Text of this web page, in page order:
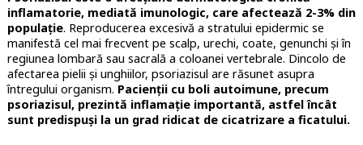
inflamatorie, mediată imunologic, care afectează 2-3% din
populație. Reproducerea excesivă a stratului epidermic se
manifestă cel mai frecvent pe scalp, urechi, coate, genunchi și în
regiunea lombară sau sacrală a coloanei vertebrale. Dincolo de
afectarea pielii și unghiilor, psoriazisul are răsunet asupra
întregului organism. Pacienții cu boli autoimune, precum
psoriazisul, prezintă inflamație importantă, astfel încât
sunt predispuși la un grad ridicat de cicatrizare a ficatului.